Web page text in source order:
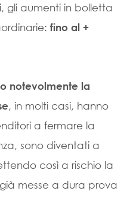
gli aumenti in bolletta
fino al +
notevolmente la
, in molti casi, hanno
a fermare la
sono diventati a
così a rischio la
messe a dura prova